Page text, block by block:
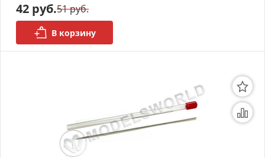
42 руб.51 руб.
В корзину